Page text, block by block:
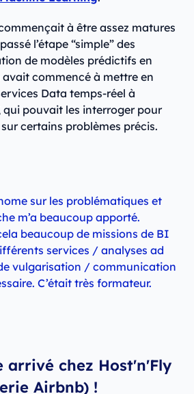
à être assez matures
l’étape “simple” des
de modèles prédictifs en
commencé à mettre en
Data temps-réel à
qui pouvait les interroger pour
certains problèmes précis.
sur les problématiques et
m’a beaucoup apporté.
beaucoup de missions de BI
services / analyses ad
vulgarisation / communication
C’était très formateur.
arrivé chez Host'n'Fly
Airbnb) !